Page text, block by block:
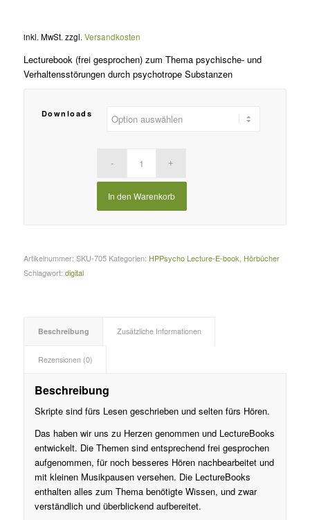
inkl. MwSt. zzgl. Versandkosten
Lecturebook (frei gesprochen) zum Thema psychische- und
Verhaltensstörungen durch psychotrope Substanzen
Downloads
In den Warenkorb
Artikelnummer: SKU-705 Kategorien: HPPsycho Lecture-E-book Hörbücher
Schlagwort: digital
Beschreibung Zusätzliche Informationen
Rezensionen (0)
Beschreibung
Skripte sind fürs Lesen geschrieben und selten fürs Hören.
Das haben wir uns zu Herzen genommen und LectureBooks
entwickelt. Die Themen sind entsprechend frei gesprochen
aufgenommen, für noch besseres Hören nachbearbeitet und
mit kleinen Musikpausen versehen. Die LectureBooks
enthalten alles zum Thema benötigte Wissen, und zwar
verständlich und überblickend aufbereitet.